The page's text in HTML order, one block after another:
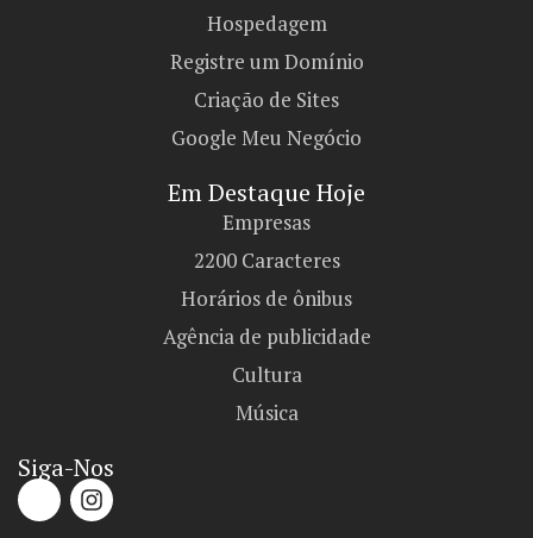
Hospedagem
Registre um Domínio
Criação de Sites
Google Meu Negócio
Em Destaque Hoje
Empresas
2200 Caracteres
Horários de ônibus
Agência de publicidade
Cultura
Música
Siga-Nos